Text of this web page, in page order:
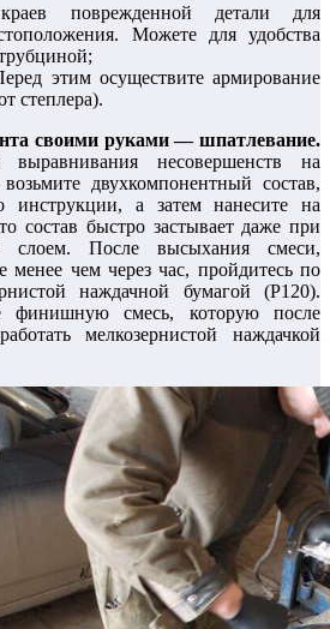
поврежденной детали для
Можете для удобства
этим осуществите армирование
степлера).
своими руками — шпатлевание.
несовершенств на
двухкомпонентный состав,
инструкции, а затем нанесите на
состав быстро застывает даже при
слоем. После высыхания смеси,
менее чем через час, пройдитесь по
наждачной бумагой (Р120).
финишную смесь, которую после
мелкозернистой наждачкой